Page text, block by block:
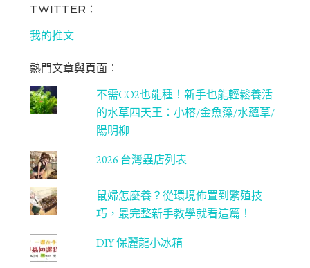
bo
ok
ag
m
C
ha
n
ne
l
TWITTER：
我的推文
熱門文章與頁面︰
不需CO2也能種！新手也能輕鬆養活
的水草四天王：小榕/金魚藻/水蘊草/
陽明柳
2026 台灣蟲店列表
鼠婦怎麼養？從環境佈置到繁殖技
巧，最完整新手教學就看這篇！
DIY 保麗龍小冰箱